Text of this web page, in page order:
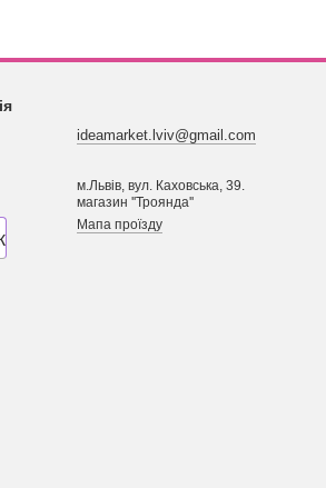
ideamarket.lviv@gmail.com
м.Львів, вул. Каховська, 39.
магазин ''Троянда''
Мапа проїзду